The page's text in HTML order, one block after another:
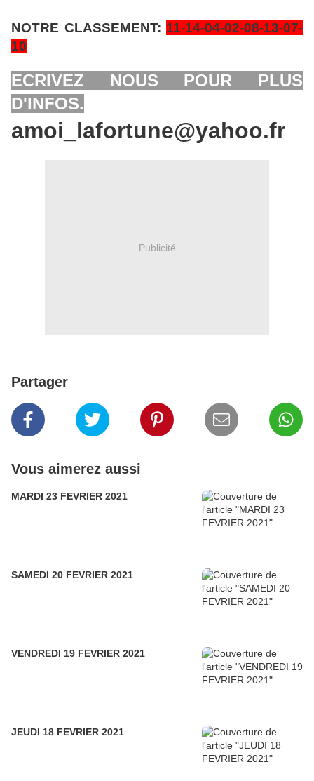
NOTRE CLASSEMENT: 11-14-04-02-08-13-07-
10
ECRIVEZ NOUS POUR PLUS
D'INFOS.
amoi_lafortune@yahoo.fr
Publicité
Partager
Vous aimerez aussi
MARDI 23 FEVRIER 2021
SAMEDI 20 FEVRIER 2021
VENDREDI 19 FEVRIER 2021
JEUDI 18 FEVRIER 2021